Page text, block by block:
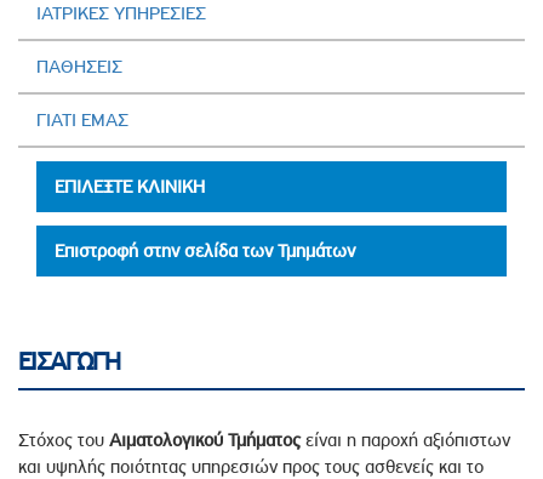
ΙΑΤΡΙΚΕΣ ΥΠΗΡΕΣΙΕΣ
ΠΑΘΗΣΕΙΣ
ΓΙΑΤΙ ΕΜΑΣ
ΕΠΙΛΕΞΤΕ ΚΛΙΝΙΚΗ
Επιστροφή στην σελίδα των Τμημάτων
ΕΙΣΑΓΩΓΗ
Στόχος του Αιματολογικού Τμήματοςείναι η παροχή αξιόπιστων
και υψηλής ποιότητας υπηρεσιών προς τους ασθενείς και το